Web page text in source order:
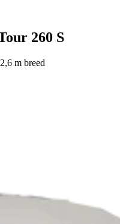
260 S
m breed